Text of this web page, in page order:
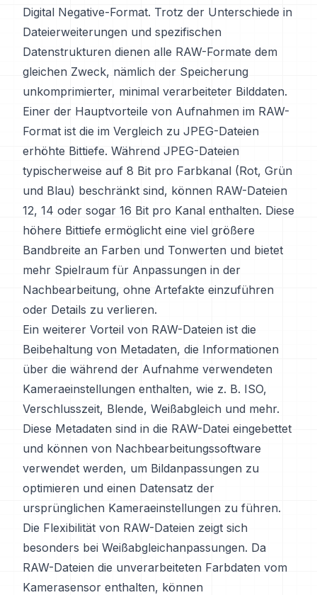
Digital Negative-Format. Trotz der Unterschiede in
Dateierweiterungen und spezifischen
Datenstrukturen dienen alle RAW-Formate dem
gleichen Zweck, nämlich der Speicherung
unkomprimierter, minimal verarbeiteter Bilddaten.
Einer der Hauptvorteile von Aufnahmen im RAW-
Format ist die im Vergleich zu JPEG-Dateien
erhöhte Bittiefe. Während JPEG-Dateien
typischerweise auf 8 Bit pro Farbkanal (Rot, Grün
und Blau) beschränkt sind, können RAW-Dateien
12, 14 oder sogar 16 Bit pro Kanal enthalten. Diese
höhere Bittiefe ermöglicht eine viel größere
Bandbreite an Farben und Tonwerten und bietet
mehr Spielraum für Anpassungen in der
Nachbearbeitung, ohne Artefakte einzuführen
oder Details zu verlieren.
Ein weiterer Vorteil von RAW-Dateien ist die
Beibehaltung von Metadaten, die Informationen
über die während der Aufnahme verwendeten
Kameraeinstellungen enthalten, wie z. B. ISO,
Verschlusszeit, Blende, Weißabgleich und mehr.
Diese Metadaten sind in die RAW-Datei eingebettet
und können von Nachbearbeitungssoftware
verwendet werden, um Bildanpassungen zu
optimieren und einen Datensatz der
ursprünglichen Kameraeinstellungen zu führen.
Die Flexibilität von RAW-Dateien zeigt sich
besonders bei Weißabgleichanpassungen. Da
RAW-Dateien die unverarbeiteten Farbdaten vom
Kamerasensor enthalten, können